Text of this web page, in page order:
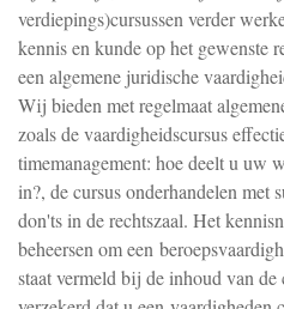
verdiepings)cursussen verder
kennis en kunde op het gewenste
een algemene juridische
Wij bieden met regelmaat
zoals de vaardigheidscursus
timemanagement: hoe deelt u uw
in?, de cursus onderhandelen met
don'ts in de rechtszaal. Het
beheersen om een
staat vermeld bij de inhoud van de